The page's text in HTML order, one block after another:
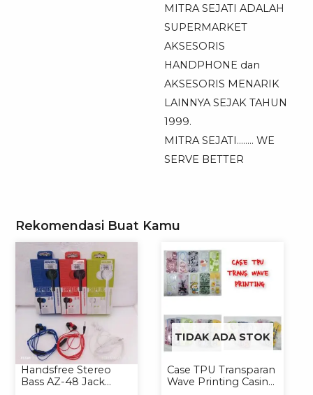
MITRA SEJATI ADALAH
SUPERMARKET
AKSESORIS
HANDPHONE dan
AKSESORIS MENARIK
LAINNYA SEJAK TAHUN
1999.
MITRA SEJATI…….. WE
SERVE BETTER
Rekomendasi Buat Kamu
Handsfree Stereo
Bass AZ-48 Jack
TIDAK ADA STOK
Case TPU Transparan
Wave Printing Casing